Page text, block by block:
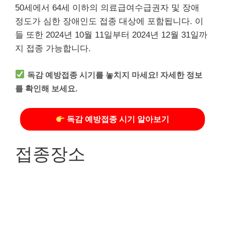
50세에서 64세 이하의 의료급여수급권자 및 장애
정도가 심한 장애인도 접종 대상에 포함됩니다. 이
들 또한 2024년 10월 11일부터 2024년 12월 31일까
지 접종 가능합니다.
독감 예방접종 시기를 놓치지 마세요! 자세한 정보
를 확인해 보세요.
독감 예방접종 시기 알아보기
접종장소